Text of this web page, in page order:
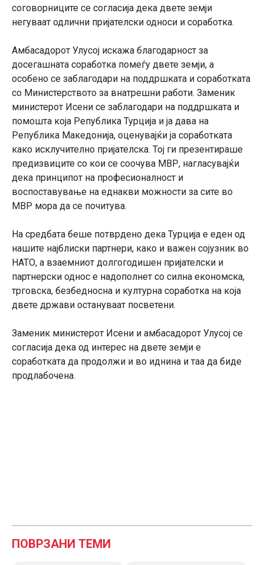
соговорниците се согласија дека двете земји
негуваат одлични пријателски односи и соработка.
Амбасадорот Улусој искажа благодарност за
досегашната соработка помеѓу двете земји, а
особено се заблагодари на поддршката и соработката
со Министерството за внатрешни работи. Заменик
министерот Исени се заблагодари на поддршката и
помошта која Република Турција и ја дава на
Република Македонија, оценувајќи ја соработката
како исклучително пријателска. Тој ги презентираше
предизвиците со кои се соочува МВР, нагласувајќи
дека принципот на професионалност и
воспоставување на еднакви можности за сите во
МВР мора да се почитува.
На средбата беше потврдено дека Турција е еден од
нашите најблиски партнери, како и важен сојузник во
НАТО, а взаемниот долгогодишен пријателски и
партнерски однос е надополнет со силна економска,
трговска, безбедносна и културна соработка на која
двете држави остануваат посветени.
Заменик министерот Исени и амбасадорот Улусој се
согласија дека од интерес на двете земји е
соработката да продолжи и во иднина и таа да биде
продлабочена.
ПОВРЗАНИ ТЕМИ